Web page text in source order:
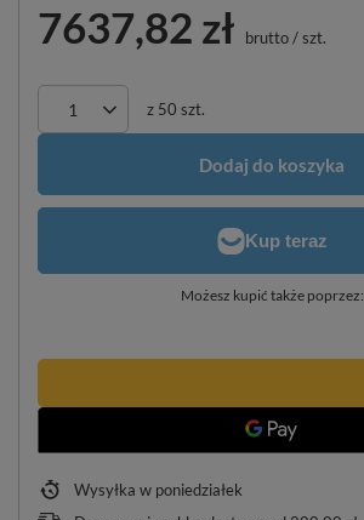
7637,82 zł brutto/szt.
z 50 szt.
Dodaj do koszyka
Możesz kupić także poprzez:
Wysyłka w poniedziałek